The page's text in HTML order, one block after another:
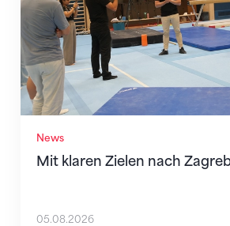
News
Mit klaren Zielen nach
05.08.2026